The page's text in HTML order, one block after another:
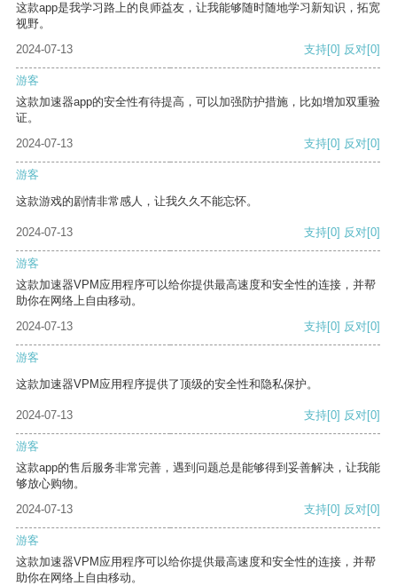
这款app是我学习路上的良师益友，让我能够随时随地学习新知识，拓宽
视野。
2024-07-13
支持[0] 反对[0]
游客
这款加速器app的安全性有待提高，可以加强防护措施，比如增加双重验
证。
2024-07-13
支持[0] 反对[0]
游客
这款游戏的剧情非常感人，让我久久不能忘怀。
2024-07-13 支持[0] 反对[0]
游客
这款加速器VPM应用程序可以给你提供最高速度和安全性的连接，并帮
助你在网络上自由移动。
2024-07-13
支持[0] 反对[0]
游客
这款加速器VPM应用程序提供了顶级的安全性和隐私保护。
2024-07-13 支持[0] 反对[0]
游客
这款app的售后服务非常完善，遇到问题总是能够得到妥善解决，让我能
够放心购物。
2024-07-13
支持[0] 反对[0]
游客
这款加速器VPM应用程序可以给你提供最高速度和安全性的连接，并帮
助你在网络上自由移动。